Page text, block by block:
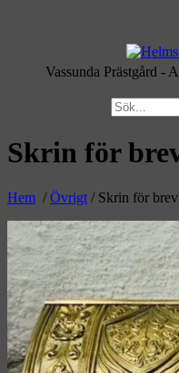
Vassunda Prästgård -
Skrin för
Hem / Övrigt / Skrin för